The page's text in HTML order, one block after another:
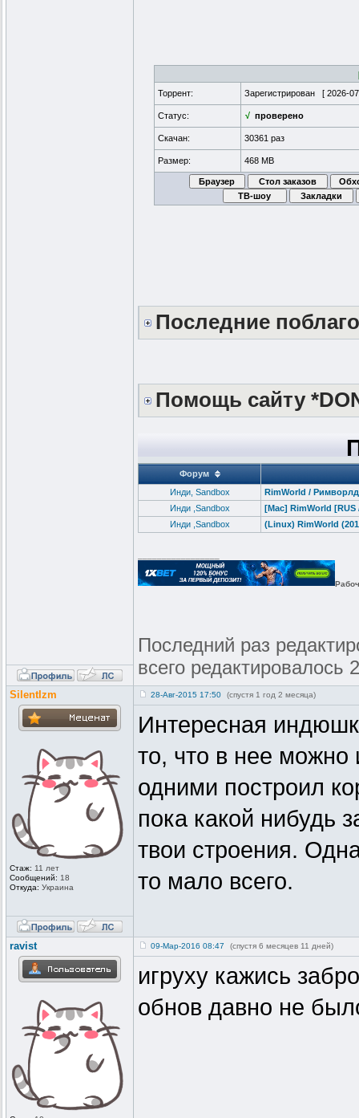
Торрент:
Зарегистрирован [ 2026-
Статус: √ проверено
Скачан: 30361 раз
Размер: 468 MB
Последние
Помощь сайту
Форум
Инди, Sandbox
RimWorld / Pимворлд
Инди ,Sandbox
[Mac] RimWorld [RUS
Инди ,Sandbox
(Linux) RimWorld
Последний раз
всего редактировалось
SilentIzm
Стаж: 11 лет
Сообщений: 18
Откуда: Украина
28-Авг-2015 17:50 (спустя 1 год 2 месяца)
Интересная
то, что в нее можно
одними построил
пока какой нибудь
твои строения.
то мало всего.
ravist 09-Мар-2016 08:47 (спустя 6 месяцев 11 дней)
игруху кажись
обнов давно не